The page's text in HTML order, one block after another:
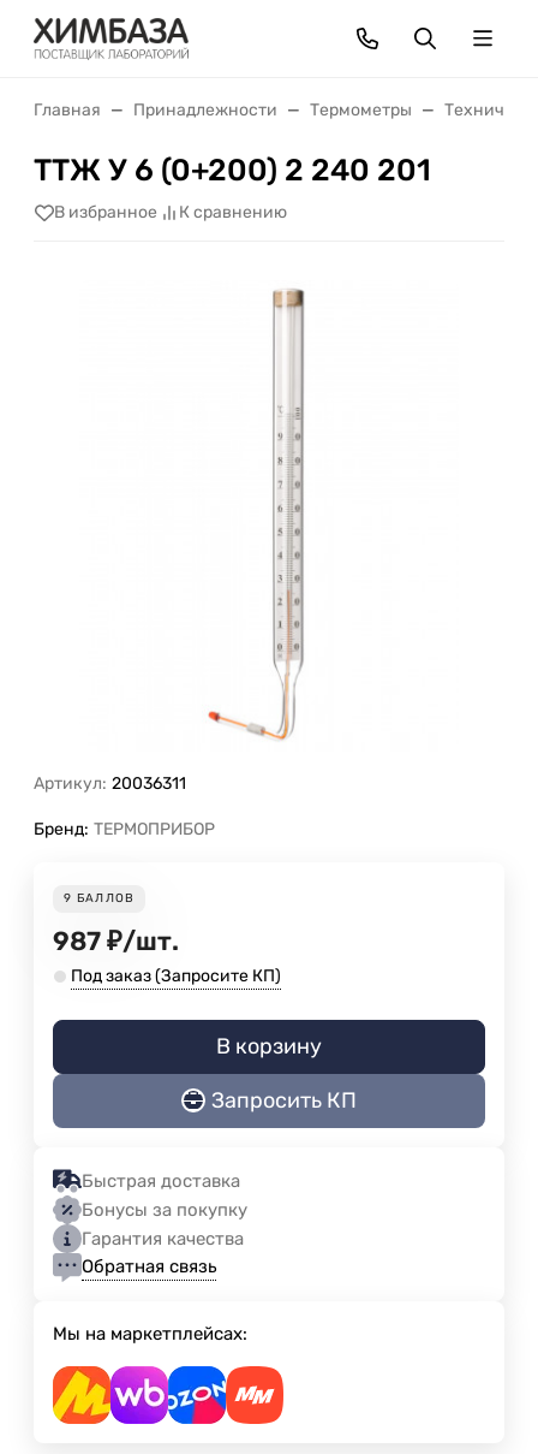
Главная Принадлежности Термометры
ТТЖ У 6 (0+200) 2 240 201
В избранное К сравнению
Артикул: 20036311
Бренд: ТЕРМОПРИБОР
9 БАЛЛОВ
987 ₽/шт.
Под заказ (Запросите КП)
В корзину
Запросить КП
Быстрая доставка
Бонусы за покупку
Гарантия качества
Обратная связь
Мы на маркетплейсах: